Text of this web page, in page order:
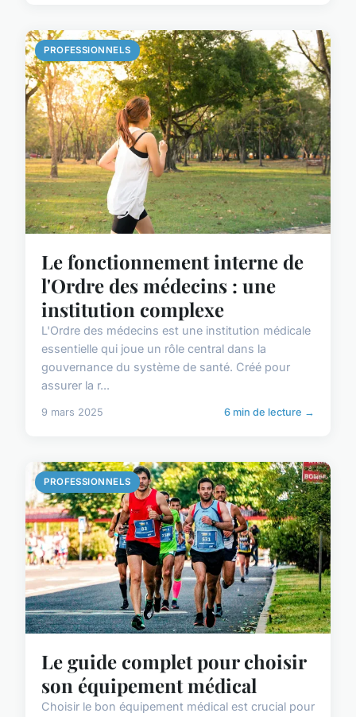
PROFESSIONNELS
Le fonctionnement interne de
l'Ordre des médecins : une
institution complexe
L'Ordre des médecins est une institution médicale
essentielle qui joue un rôle central dans la
gouvernance du système de santé. Créé pour
assurer la r...
9 mars 2025 6 min de lecture →
PROFESSIONNELS
Le guide complet pour choisir
son équipement médical
Choisir le bon équipement médical est crucial pour